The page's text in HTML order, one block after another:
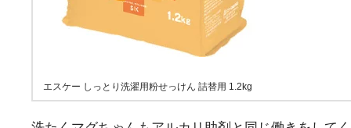
エスケー しっとり洗濯用粉せっけん 詰替用 1.2kg